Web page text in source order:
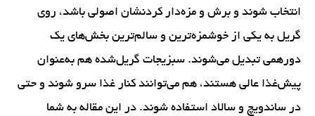
انتخاب شوند و برش و مزه‌دار کردنشان اصولی باشد، روی
گریل به یکی از خوشمزه‌ترین و سالم‌ترین بخش‌های یک
دورهمی تبدیل می‌شوند. سبزیجات گریل‌شده هم به‌عنوان
پیش‌غذا عالی هستند، هم می‌توانند کنار غذا سرو شوند و حتی
در ساندویچ و سالاد استفاده شوند. در این مقاله به شما